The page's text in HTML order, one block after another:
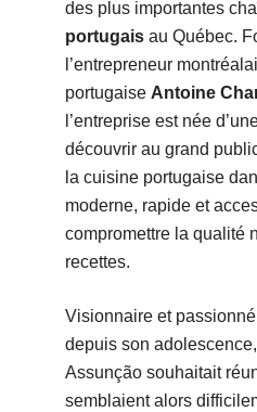
des plus importantes
portugaisau Québec.
l’entrepreneur
portugaise Antoine
l’entreprise est née
découvrir au grand
la cuisine portugaise
moderne, rapide et
compromettre la qualité
recettes.
Visionnaire et
depuis son
Assunção souhaitait
semblaient alors